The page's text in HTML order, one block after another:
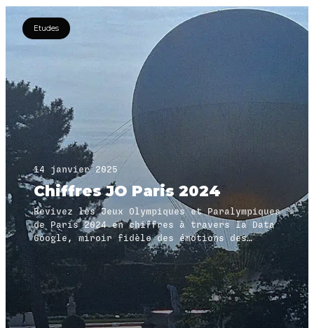
Etudes
14 janvier 2025
Chiffres JO Paris 2024
Revivez les Jeux Olympiques et Paralympiques
de Paris 2024 en chiffres à travers la Data
Google, miroir fidèle des émotions des
Français pendant les JO